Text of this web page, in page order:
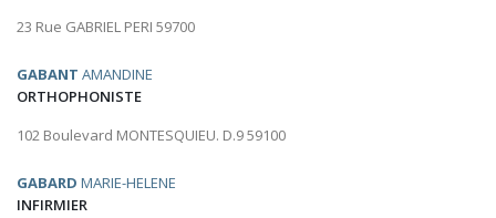
23 Rue GABRIEL PERI 59700
GABANT AMANDINE
ORTHOPHONISTE
102 Boulevard MONTESQUIEU. D.9 59100
GABARD MARIE-HELENE
INFIRMIER